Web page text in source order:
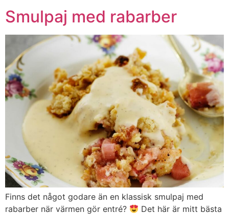
Smulpaj med rabarber
Finns det något godare än en klassisk smulpaj med
rabarber när värmen gör entré?
Det här är mitt bästa